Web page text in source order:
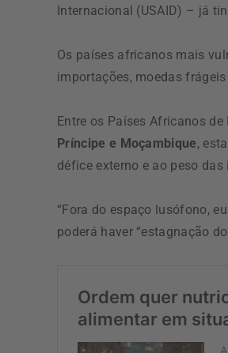
Internacional (USAID) – já
Os países africanos mais
importações, moedas
Entre os Países Africanos
Príncipe e Moçambique,
défice externo e ao peso das
“Fora do espaço lusófono,
poderá haver “estagnação